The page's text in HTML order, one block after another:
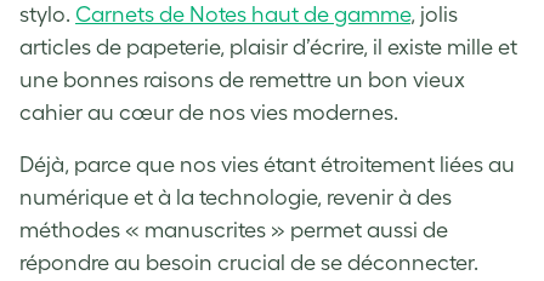
stylo. Carnets de Notes haut de gamme, jolis
articles de papeterie, plaisir d’écrire, il existe mille et
une bonnes raisons de remettre un bon vieux
cahier au cœur de nos vies modernes.
Déjà, parce que nos vies étant étroitement liées au
numérique et à la technologie, revenir à des
méthodes « manuscrites » permet aussi de
répondre au besoin crucial de se déconnecter.